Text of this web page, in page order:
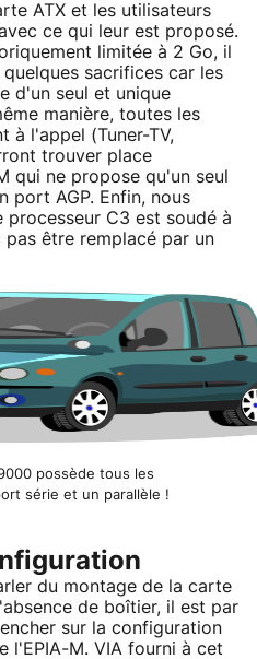
ATX et les utilisateurs
ce qui leur est proposé.
limitée à 2 Go, il
sacrifices car les
d'un seul et unique
manière, toutes les
à l'appel (Tuner-TV,
trouver place
qui ne propose qu'un seul
port AGP. Enfin, nous
processeur C3 est soudé à
être remplacé par un
possède tous les
série et un parallèle !
du montage de la carte
de boîtier, il est par
sur la configuration
l'EPIA-M. VIA fourni à cet